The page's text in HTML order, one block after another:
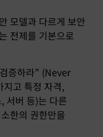
모델과 다르게 보안
전제를 기본으로
증하라” (Never
고 특정 자격,
서버 등)는 다른
한의 권한만을